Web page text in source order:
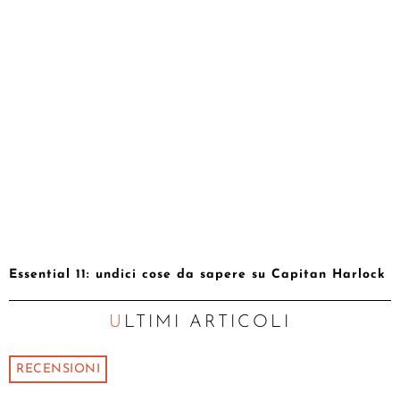
Essential 11: undici cose da sapere su Capitan Harlock
ULTIMI ARTICOLI
RECENSIONI